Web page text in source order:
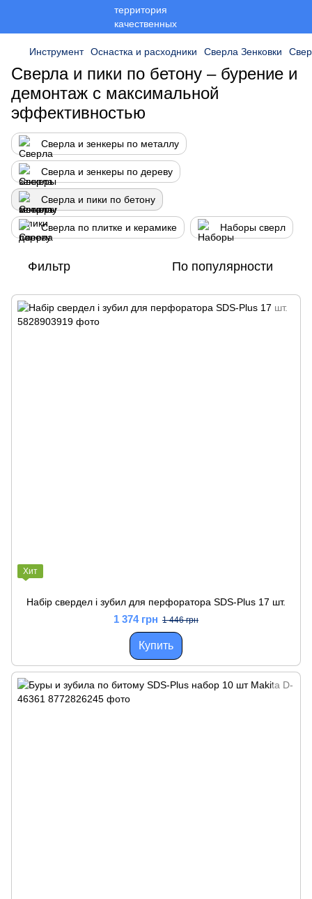
Инструмент Оснастка и расходники Сверла Зенковки
Сверла и пики по бетону – бурение и
демонтаж с максимальной
эффективностью
Сверла и зенкеры по металлу
Сверла и зенкеры по дереву
Сверла и пики по бетону
Сверла по плитке и керамике Наборы сверл
Фильтр По популярности
Хит
Набір свердел і зубил для перфоратора SDS-Plus 17 шт.
1 374 грн 1 446 грн
Купить